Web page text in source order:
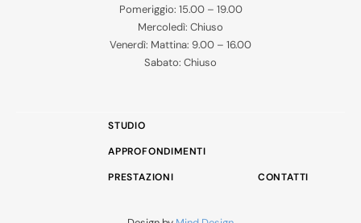
Pomeriggio: 15.00 – 19.00
Mercoledì: Chiuso
Venerdì: Mattina: 9.00 – 16.00
Sabato: Chiuso
STUDIO
APPROFONDIMENTI
PRESTAZIONI
CONTATTI